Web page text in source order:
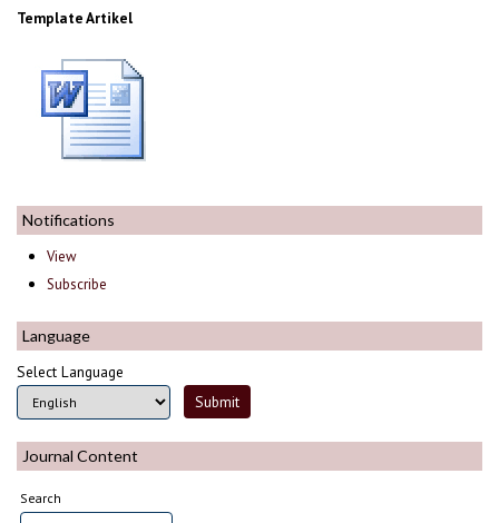
Template Artikel
Notifications
View
Subscribe
Language
Select Language
Journal Content
Search